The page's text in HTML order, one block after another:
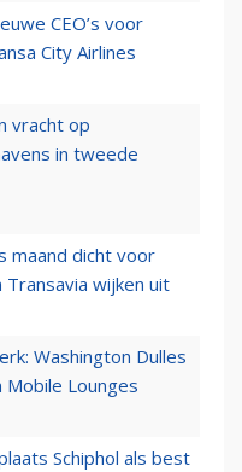
CEO’s voor
City Airlines
vracht op
in tweede
maand dicht voor
Transavia wijken uit
Washington Dulles
Lounges
Schiphol als best